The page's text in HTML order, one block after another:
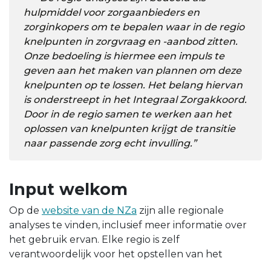
hulpmiddel voor zorgaanbieders en
zorginkopers om te bepalen waar in de regio
knelpunten in zorgvraag en -aanbod zitten.
Onze bedoeling is hiermee een impuls te
geven aan het maken van plannen om deze
knelpunten op te lossen. Het belang hiervan
is onderstreept in het Integraal Zorgakkoord.
Door in de regio samen te werken aan het
oplossen van knelpunten krijgt de transitie
naar passende zorg echt invulling.”
Input welkom
Op de website van de NZa zijn alle regionale
analyses te vinden, inclusief meer informatie over
het gebruik ervan. Elke regio is zelf
verantwoordelijk voor het opstellen van het